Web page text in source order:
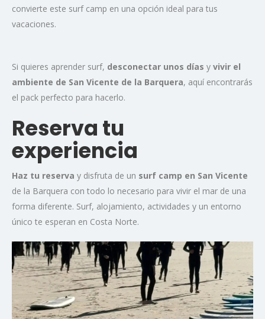
convierte este surf camp en una opción ideal para tus
vacaciones.
Si quieres aprender surf, desconectar unos días y vivir el
ambiente de San Vicente de la Barquera, aquí encontrarás
el pack perfecto para hacerlo.
Reserva tu
experiencia
Haz tu reserva y disfruta de un surf camp en San Vicente
de la Barquera con todo lo necesario para vivir el mar de una
forma diferente. Surf, alojamiento, actividades y un entorno
único te esperan en Costa Norte.